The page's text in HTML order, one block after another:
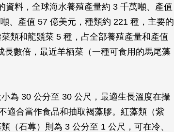
資料，全球海水養殖產量約 3 千萬噸、產值
、產值 57 億美元，種類約 221 種，主要的
類和龍鬚菜 5 種，占全部養殖產量和產值
數倍，最近羊栖菜（一種可食用的馬尾藻
為 30 公分至 30 公尺，最適生長溫度在攝
適合當作食品和抽取褐藻膠。紅藻類（紫
（石蓴）則為 3 公分至 1 公尺，可在冷、